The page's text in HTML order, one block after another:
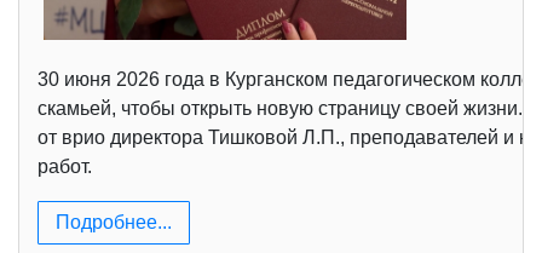
30 июня 2026 года в Курганском педагогическом
скамьей, чтобы открыть новую страницу своей жизни.
от врио директора Тишковой Л.П., преподавателей и
работ.
Подробнее...